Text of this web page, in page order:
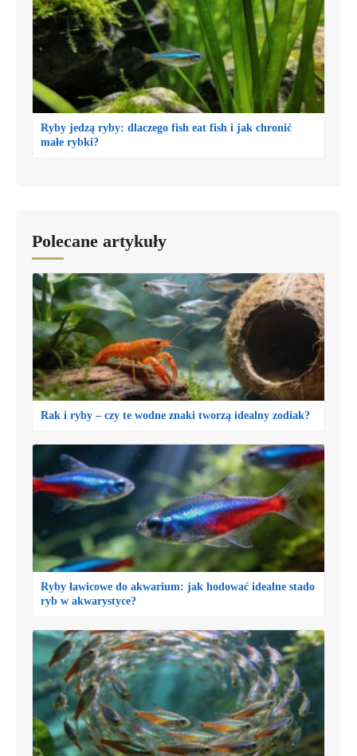
Ryby jedzą ryby: dlaczego fish eat fish i jak chronić
małe rybki?
Polecane artykuły
Rak i ryby – czy te wodne znaki tworzą idealny zodiak?
Ryby ławicowe do akwarium: jak hodować idealne stado
ryb w akwarystyce?